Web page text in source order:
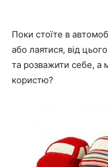
Поки стоїте в
або лаятися, від
та розважити себе, а
користю?